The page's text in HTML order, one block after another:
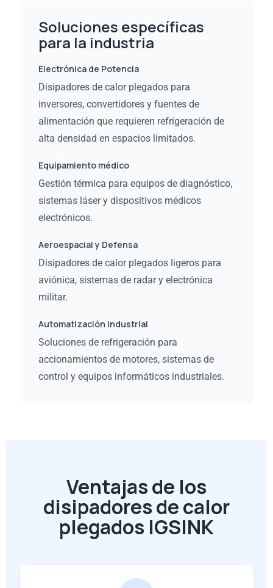
Soluciones específicas
para la industria
Electrónica de Potencia
Disipadores de calor plegados para
inversores, convertidores y fuentes de
alimentación que requieren refrigeración de
alta densidad en espacios limitados.
Equipamiento médico
Gestión térmica para equipos de diagnóstico,
sistemas láser y dispositivos médicos
electrónicos.
Aeroespacial y Defensa
Disipadores de calor plegados ligeros para
aviónica, sistemas de radar y electrónica
militar.
Automatización Industrial
Soluciones de refrigeración para
accionamientos de motores, sistemas de
control y equipos informáticos industriales.
Ventajas de los
disipadores de calor
plegados IGSINK